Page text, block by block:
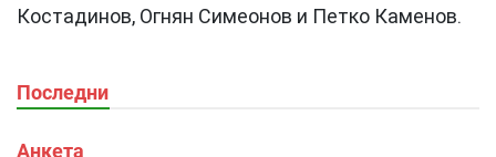
Костадинов, Огнян Симеонов и Петко Каменов.
Последни
Анкета